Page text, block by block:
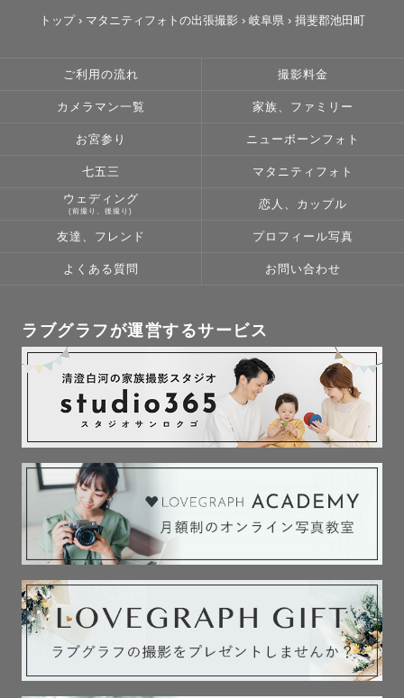
トップ› マタニティフォトの出張撮影 › 岐阜県› 揖斐郡池田町
ご利用の流れ 撮影料金
カメラマン一覧 家族、ファミリー
お宮参り ニューボーンフォト
七五三 マタニティフォト
ウェディング
(前撮り、後撮り)
恋人、カップル
友達、フレンド プロフィール写真
よくある質問 お問い合わせ
ラブグラフが運営するサービス